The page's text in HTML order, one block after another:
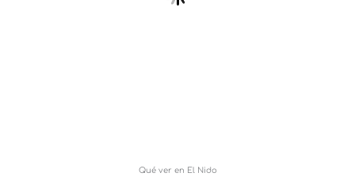
Qué ver en El Nido